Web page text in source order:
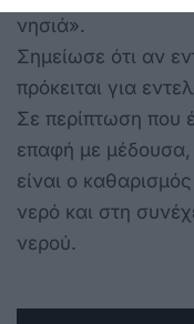
νησιά».
Σημείωσε ότι αν
πρόκειται για
Σε περίπτωση που
επαφή με μέδουσα,
είναι ο
νερό και στη
νερού.